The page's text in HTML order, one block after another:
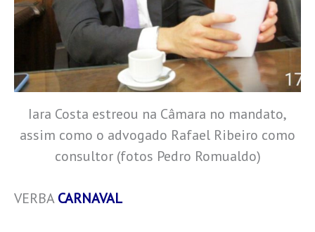
Iara Costa estreou na Câmara no mandato,
assim como o advogado Rafael Ribeiro como
consultor (fotos Pedro Romualdo)
VERBACARNAVAL